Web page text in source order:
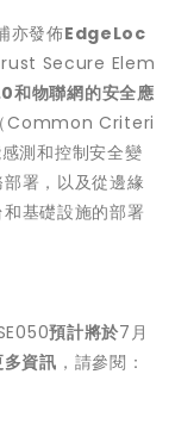
亦發佈EdgeLoc
Secure Elem
和物聯網的安全應
Common Criteri
測和控制安全變
署，以及從邊緣
基礎設施的部署
預計將於7月
多資訊 ，請參閱：